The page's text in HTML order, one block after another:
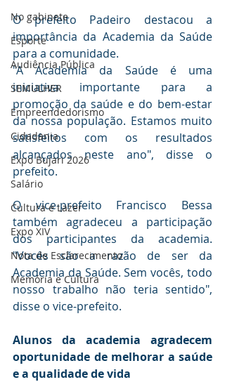
No gabinete
Esporte
Audiência Pública
SEMULHER
Empreendedorismo
Cidadania
Expo Bujari 2026
Salário
Cultura e Lazer
Expo XIV
Nota de Esclarecimento
Memória e Cultura
O prefeito Padeiro destacou a
importância da Academia da Saúde
para a comunidade.
"A Academia da Saúde é uma
iniciativa importante para a
promoção da saúde e do bem-estar
da nossa população. Estamos muito
satisfeitos com os resultados
alcançados neste ano", disse o
prefeito.
O vice-prefeito Francisco Bessa
também agradeceu a participação
dos participantes da academia.
"Vocês são a razão de ser da
Academia da Saúde. Sem vocês, todo
nosso trabalho não teria sentido",
disse o vice-prefeito.
Alunos da academia agradecem
oportunidade de melhorar a saúde
e a qualidade de vida